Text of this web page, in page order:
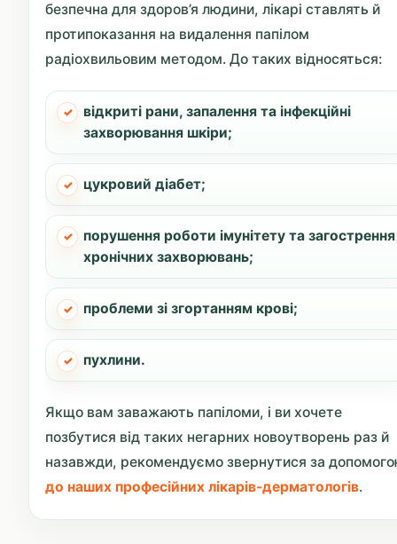
безпечна для здоров’я людини, лікарі ставлять й
протипоказання на видалення папілом
радіохвильовим методом. До таких відносяться:
відкриті рани, запалення та інфекційні
захворювання шкіри;
цукровий діабет;
порушення роботи імунітету та загострення
хронічних захворювань;
проблеми зі згортанням крові;
пухлини.
Якщо вам заважають папіломи, і ви хочете
позбутися від таких негарних новоутворень раз й
назавжди, рекомендуємо звернутися за
до наших професійних лікарів-дерматологів.